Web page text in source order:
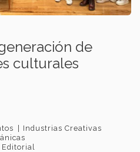
de
culturales
Industrias Creativas